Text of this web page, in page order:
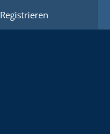
Registrieren